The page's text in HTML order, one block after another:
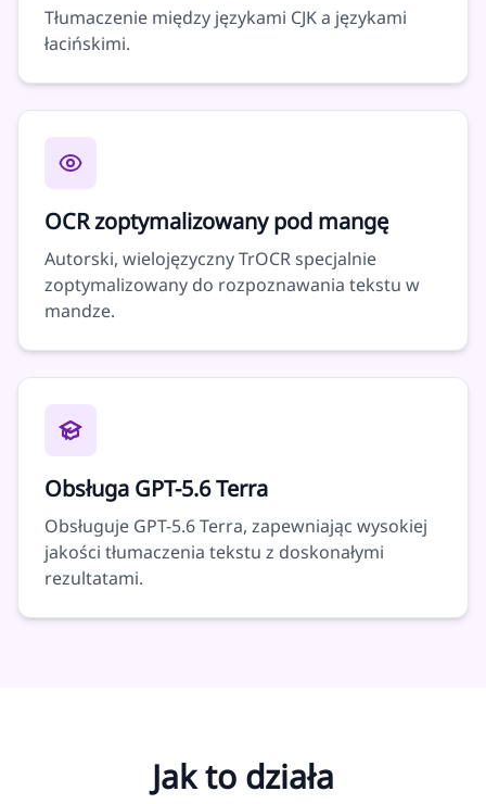
Tłumaczenie między językami CJK a językami
łacińskimi.
OCR zoptymalizowany pod mangę
Autorski, wielojęzyczny TrOCR specjalnie
zoptymalizowany do rozpoznawania tekstu w
mandze.
Obsługa GPT-5.6 Terra
Obsługuje GPT-5.6 Terra, zapewniając wysokiej
jakości tłumaczenia tekstu z doskonałymi
rezultatami.
Jak to działa